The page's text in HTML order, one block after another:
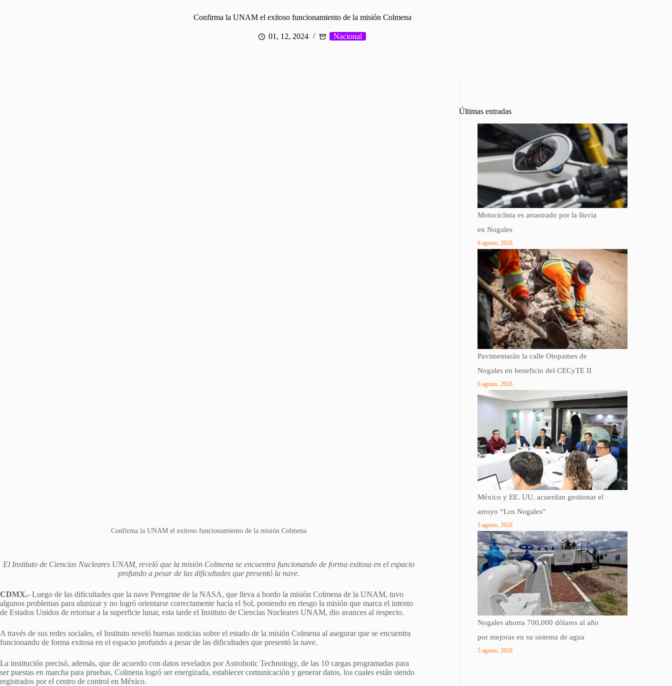
Confirma la UNAM el exitoso funcionamiento de la misión Colmena
01, 12, 2024 Nacional
Confirma la UNAM el exitoso funcionamiento de la misión Colmena
El Instituto de Ciencias Nucleares UNAM, reveló que la misión Colmena se encuentra funcionando de forma exitosa en el espacio
profundo a pesar de las dificultades que presentó la nave.
CDMX.- Luego de las dificultades que la nave Peregrine de la NASA, que lleva a bordo la misión Colmena de la UNAM, tuvo
algunos problemas para alunizar y no logró orientarse correctamente hacia el Sol, poniendo en riesgo la misión que marca el intento
de Estados Unidos de retornar a la superficie lunar, esta tarde el Instituto de Ciencias Nucleares UNAM, dio avances al respecto.
A través de sus redes sociales, el Instituto reveló buenas noticias sobre el estado de la misión Colmena al asegurar que se encuentra
funcionando de forma exitosa en el espacio profundo a pesar de las dificultades que presentó la nave.
La institución precisó, además, que de acuerdo con datos revelados por Astrobotic Technology, de las 10 cargas programadas para
ser puestas en marcha para pruebas, Colmena logró ser energizada, establecer comunicación y generar datos, los cuales están siendo
registrados por el centro de control en México.
Últimas entradas
Motociclista es arrastrado por la lluvia
en Nogales
6 agosto, 2026
Pavimentarán la calle Otopames de
Nogales en beneficio del CECyTE II
6 agosto, 2026
México y EE. UU. acuerdan gestionar el
arroyo “Los Nogales”
5 agosto, 2026
Nogales ahorra 700,000 dólares al año
por mejoras en su sistema de agua
5 agosto, 2026